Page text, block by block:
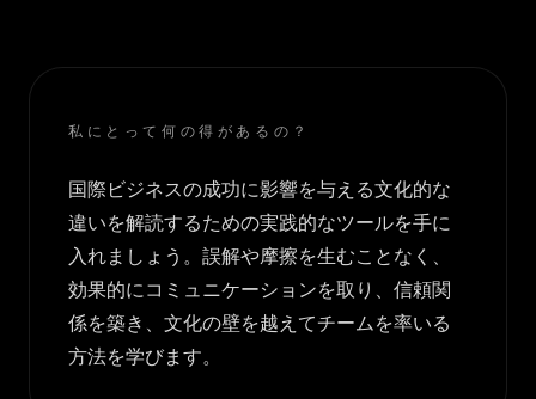
私にとって何の得があるの？
国際ビジネスの成功に影響を与える文化的な
違いを解読するための実践的なツールを手に
入れましょう。誤解や摩擦を生むことなく、
効果的にコミュニケーションを取り、信頼関
係を築き、文化の壁を越えてチームを率いる
方法を学びます。